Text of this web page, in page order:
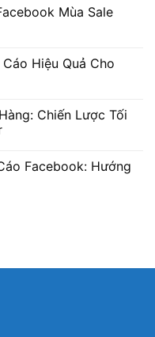
Mùa Sale
Hiệu Quả Cho
Chiến Lược Tối
Facebook: Hướng